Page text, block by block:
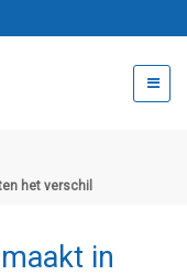
70
het verschil
in